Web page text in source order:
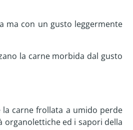
ma con un gusto leggermente
la carne morbida dal gusto
carne frollata a umido perde
organolettiche ed i sapori della